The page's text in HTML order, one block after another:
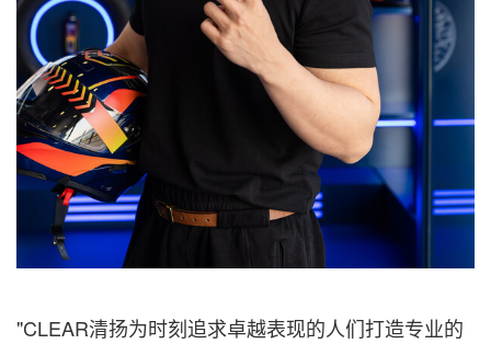
"CLEAR清扬为时刻追求卓越表现的人们打造专业的